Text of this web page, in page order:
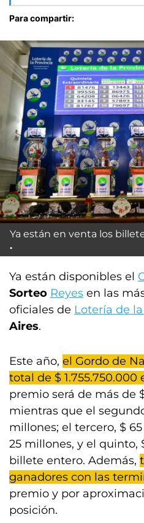
Para compartir:
Ya están en venta los
Ya están disponibles el
Sorteo Reyes en las
oficiales de Lotería de
Aires.
Este año, el Gordo de
total de $ 1.755.750.000
premio será de más de
mientras que el
millones; el tercero, $
25 millones, y el quinto,
billete entero. Además,
ganadores con las
premio y por
posición.